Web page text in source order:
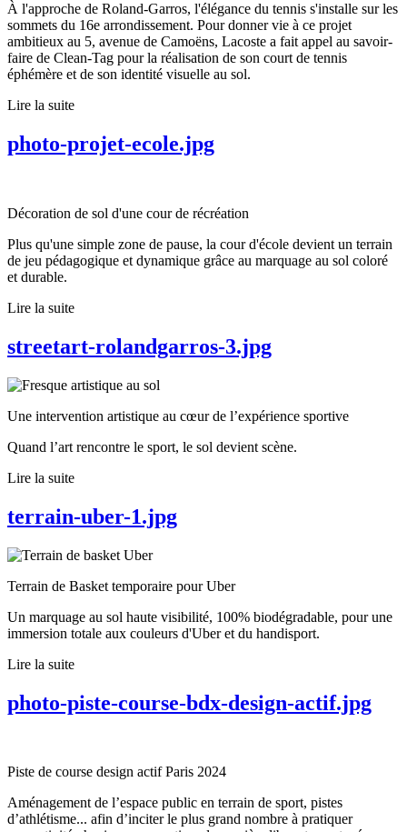
À l'approche de Roland-Garros, l'élégance du tennis s'installe sur les
sommets du 16e arrondissement. Pour donner vie à ce projet
ambitieux au 5, avenue de Camoëns, Lacoste a fait appel au savoir-
faire de Clean-Tag pour la réalisation de son court de tennis
éphémère et de son identité visuelle au sol.
Lire la suite
photo-projet-ecole.jpg
Décoration de sol d'une cour de récréation
Plus qu'une simple zone de pause, la cour d'école devient un terrain
de jeu pédagogique et dynamique grâce au marquage au sol coloré
et durable.
Lire la suite
streetart-rolandgarros-3.jpg
Une intervention artistique au cœur de l’expérience sportive
Quand l’art rencontre le sport, le sol devient scène.
Lire la suite
terrain-uber-1.jpg
Terrain de Basket temporaire pour Uber
Un marquage au sol haute visibilité, 100% biodégradable, pour une
immersion totale aux couleurs d'Uber et du handisport.
Lire la suite
photo-piste-course-bdx-design-actif.jpg
Piste de course design actif Paris 2024
Aménagement de l’espace public en terrain de sport, pistes
d’athlétisme... afin d’inciter le plus grand nombre à pratiquer